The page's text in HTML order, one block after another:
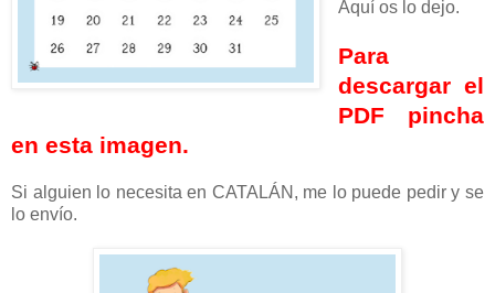
Aquí os lo dejo.
Para
descargar el
PDF pincha
en esta imagen.
Si alguien lo necesita en CATALÁN, me lo puede pedir y se
lo envío.